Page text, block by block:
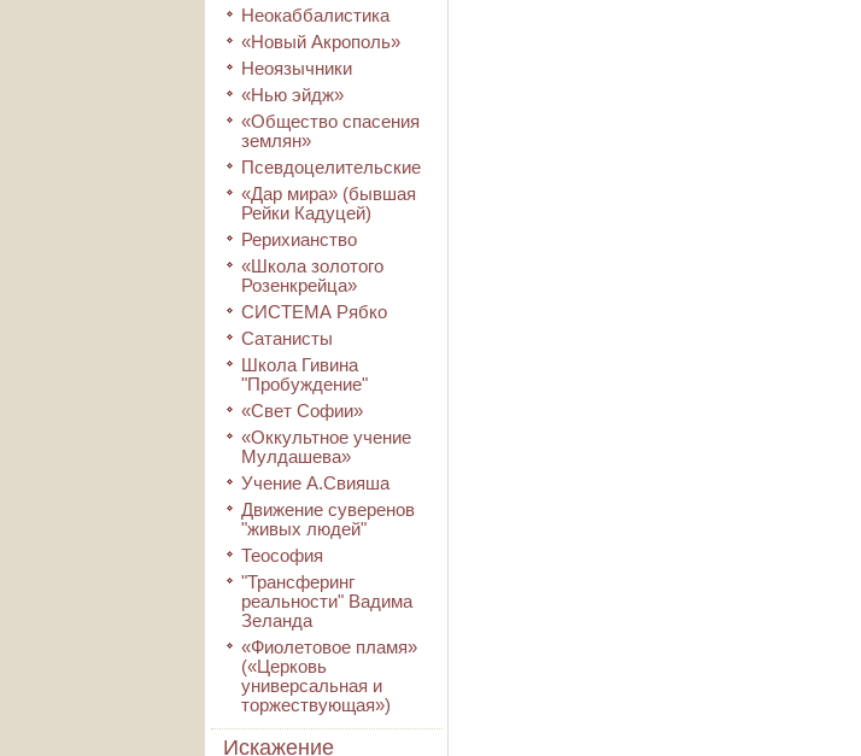
Неокаббалистика
«Новый Акрополь»
Неоязычники
«Нью эйдж»
«Общество спасения
землян»
Псевдоцелительские
«Дар мира» (бывшая
Рейки Кадуцей)
Рерихианство
«Школа золотого
Розенкрейца»
СИСТЕМА Рябко
Сатанисты
Школа Гивина
"Пробуждение"
«Свет Софии»
«Оккультное учение
Мулдашева»
Учение А.Свияша
Движение суверенов
"живых людей"
Теософия
"Трансферинг
реальности" Вадима
Зеланда
«Фиолетовое пламя»
(«Церковь
универсальная и
торжествующая»)
Искажение